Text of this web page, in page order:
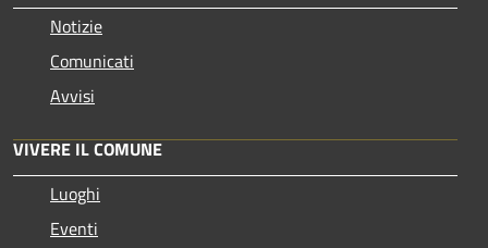
Notizie
Comunicati
Avvisi
VIVERE IL COMUNE
Luoghi
Eventi